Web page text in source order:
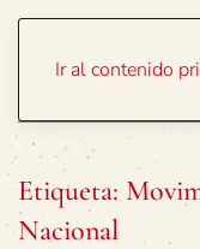
Ir al contenido
Etiqueta:
Nacional